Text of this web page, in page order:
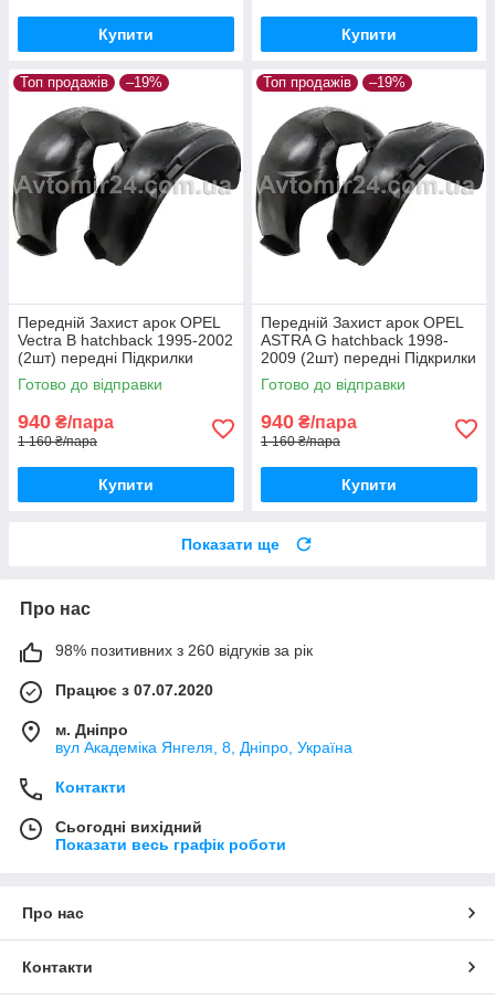
Купити Купити
Топ продажів –19%
Передній Захист арок OPEL
Vectra B hatchback 1995-2002
(2шт) передні Підкрилки
Опель Вектра Б хетчбек пара
передніх
Готово до відправки
940 ₴/пара
1 160 ₴/пара
Купити
Топ продажів –19%
Передній Захист арок OPEL
ASTRA G hatchback 1998-
2009 (2шт) передні Підкрилки
Опель Астра Джі хетчбек
пара передніх
Готово до відправки
940 ₴/пара
1 160 ₴/пара
Купити
Показати ще
Про нас
98% позитивних з 260 відгуків за рік
Працює з 07.07.2020
м. Дніпро
вул Академіка Янгеля, 8, Дніпро, Україна
Контакти
Сьогодні вихідний
Показати весь графік роботи
Про нас
Контакти